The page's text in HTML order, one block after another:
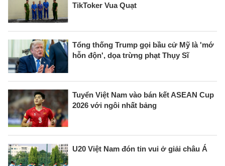
TikToker Vua Quạt
Tổng thống Trump gọi bầu cử Mỹ là 'mớ
hỗn độn', dọa trừng phạt Thụy Sĩ
Tuyển Việt Nam vào bán kết ASEAN Cup
2026 với ngôi nhất bảng
U20 Việt Nam đón tin vui ở giải châu Á